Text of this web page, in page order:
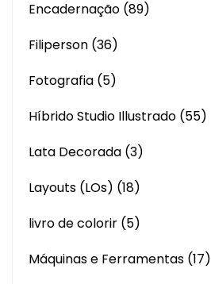
Encadernação (89)
Filiperson (36)
Fotografia (5)
Híbrido Studio Illustrado (55)
Lata Decorada (3)
Layouts (LOs) (18)
livro de colorir (5)
Máquinas e Ferramentas (17)